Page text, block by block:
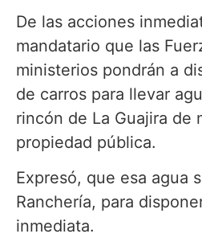
De las acciones
mandatario que las
ministerios pondrán a
de carros para llevar
rincón de La Guajira de
propiedad pública.
Expresó, que esa agua
Ranchería, para
inmediata.